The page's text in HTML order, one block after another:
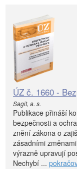
ÚZ č. 1660 -
Sagit, a. s.
Publikace přináší
bezpečnosti a
znění zákona o
zásadními
výrazně upravují
Nechybí ...